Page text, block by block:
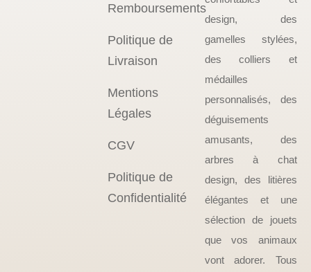
Remboursements
Politique de
Livraison
Mentions
Légales
CGV
Politique de
Confidentialité
design, des
gamelles stylées,
des colliers et
médailles
personnalisés, des
déguisements
amusants, des
arbres à chat
design, des litières
élégantes et une
sélection de jouets
que vos animaux
vont adorer. Tous